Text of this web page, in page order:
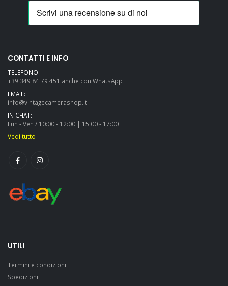
CONTATTI E INFO
TELEFONO:
+39 349 84 79 451 anche con WhatsApp
EMAIL:
info@vintagecamerashop.it
IN CHAT:
Lun - Ven / 10:00 - 12:00 | 15:00 - 17:00
Vedi tutto
UTILI
Termini e condizioni
Spedizioni